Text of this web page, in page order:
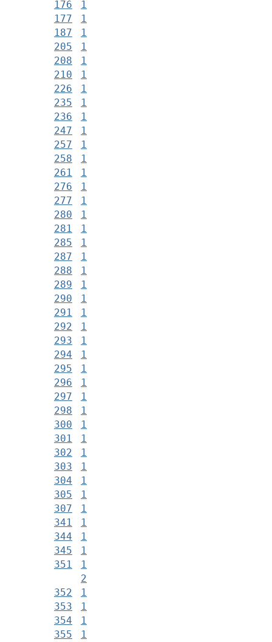
176
1
177
1
187
1
205
1
208
1
210
1
226
1
235
1
236
1
247
1
257
1
258
1
261
1
276
1
277
1
280
1
281
1
285
1
287
1
288
1
289
1
290
1
291
1
292
1
293
1
294
1
295
1
296
1
297
1
298
1
300
1
301
1
302
1
303
1
304
1
305
1
307
1
341
1
344
1
345
1
351
1
2
352
1
353
1
354
1
355
1